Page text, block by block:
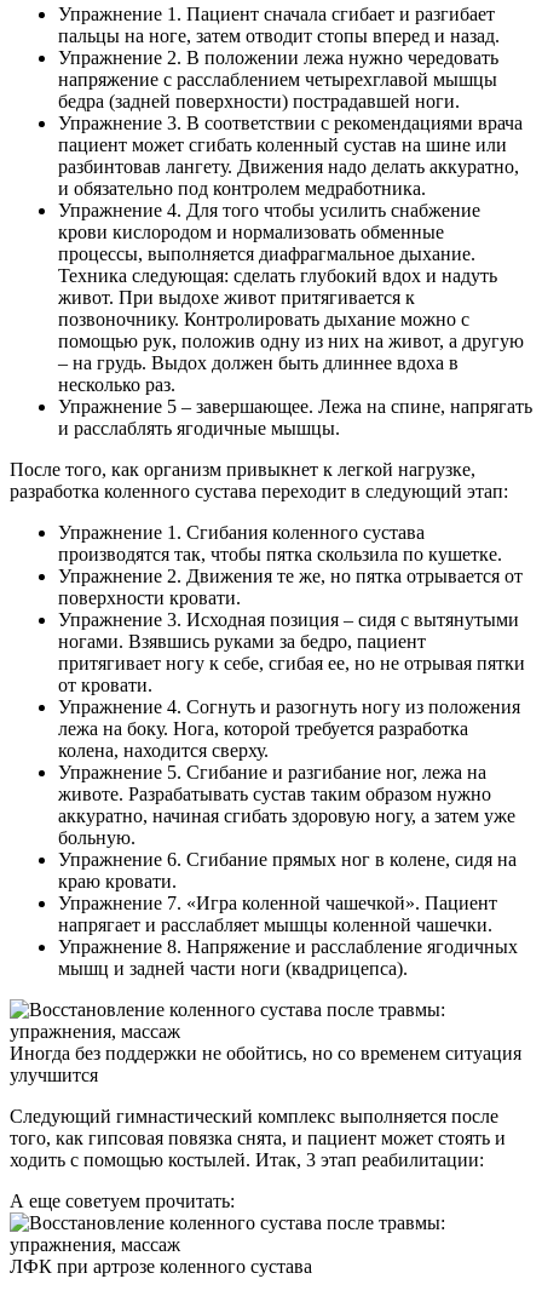
Упражнение 1. Пациент сначала сгибает и разгибает
пальцы на ноге, затем отводит стопы вперед и назад.
Упражнение 2. В положении лежа нужно чередовать
напряжение с расслаблением четырехглавой мышцы
бедра (задней поверхности) пострадавшей ноги.
Упражнение 3. В соответствии с рекомендациями врача
пациент может сгибать коленный сустав на шине или
разбинтовав лангету. Движения надо делать аккуратно,
и обязательно под контролем медработника.
Упражнение 4. Для того чтобы усилить снабжение
крови кислородом и нормализовать обменные
процессы, выполняется диафрагмальное дыхание.
Техника следующая: сделать глубокий вдох и надуть
живот. При выдохе живот притягивается к
позвоночнику. Контролировать дыхание можно с
помощью рук, положив одну из них на живот, а другую
– на грудь. Выдох должен быть длиннее вдоха в
несколько раз.
Упражнение 5 – завершающее. Лежа на спине, напрягать
и расслаблять ягодичные мышцы.
После того, как организм привыкнет к легкой нагрузке,
разработка коленного сустава переходит в следующий этап:
Упражнение 1. Сгибания коленного сустава
производятся так, чтобы пятка скользила по кушетке.
Упражнение 2. Движения те же, но пятка отрывается от
поверхности кровати.
Упражнение 3. Исходная позиция – сидя с вытянутыми
ногами. Взявшись руками за бедро, пациент
притягивает ногу к себе, сгибая ее, но не отрывая пятки
от кровати.
Упражнение 4. Согнуть и разогнуть ногу из положения
лежа на боку. Нога, которой требуется разработка
колена, находится сверху.
Упражнение 5. Сгибание и разгибание ног, лежа на
животе. Разрабатывать сустав таким образом нужно
аккуратно, начиная сгибать здоровую ногу, а затем уже
больную.
Упражнение 6. Сгибание прямых ног в колене, сидя на
краю кровати.
Упражнение 7. «Игра коленной чашечкой». Пациент
напрягает и расслабляет мышцы коленной чашечки.
Упражнение 8. Напряжение и расслабление ягодичных
мышц и задней части ноги (квадрицепса).
Иногда без поддержки не обойтись, но со временем ситуация
улучшится
Следующий гимнастический комплекс выполняется после
того, как гипсовая повязка снята, и пациент может стоять и
ходить с помощью костылей. Итак, 3 этап реабилитации:
А еще советуем прочитать:
ЛФК при артрозе коленного сустава